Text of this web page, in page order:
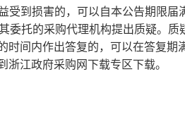
受到损害的，可以自本公告期限届
委托的采购代理机构提出质疑。质
时间内作出答复的，可以在答复期
江政府采购网下载专区下载。